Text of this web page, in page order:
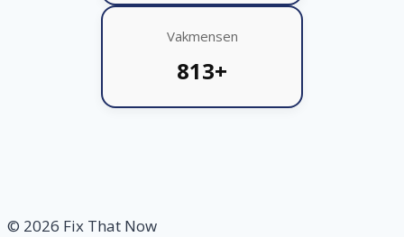
Vakmensen
813+
© 2026 Fix That Now